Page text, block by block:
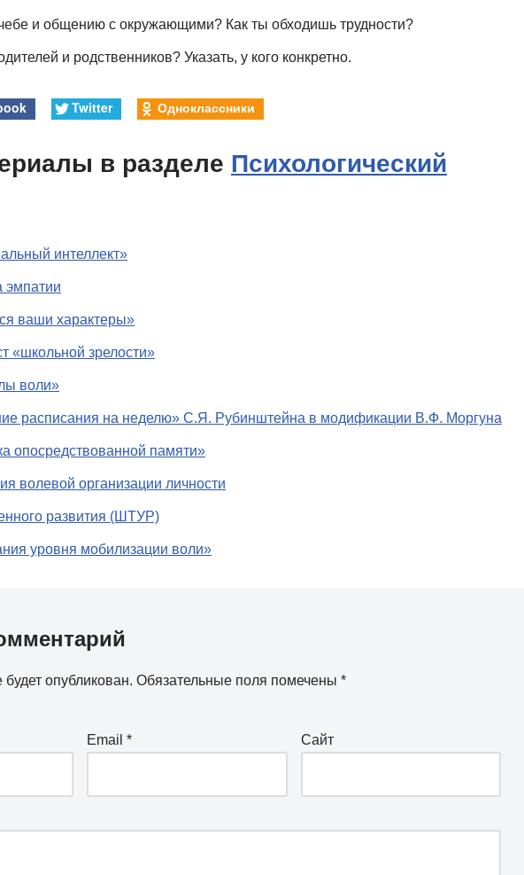
и общению с окружающими? Как ты обходишь трудности?
и родственников? Указать, у кого конкретно.
Twitter Одноклассники
в разделе Психологический
интеллект»
эмпатии
ваши характеры»
«школьной зрелости»
воли»
расписания на неделю» С.Я. Рубинштейна в модификации В.Ф. Моргуна
опосредствованной памяти»
волевой организации личности
развития (ШТУР)
уровня мобилизации воли»
опубликован. Обязательные поля помечены *
Email* Сайт